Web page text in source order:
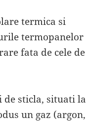
termica si
termopanelor
fata de cele de
de sticla, situati la
un gaz (argon,